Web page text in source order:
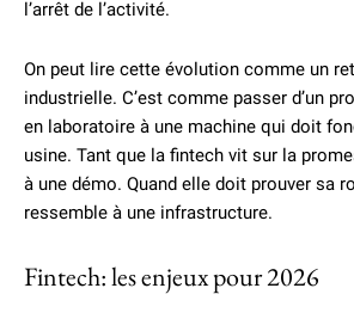
l’arrêt de l’activité.
On peut lire cette évolution comme un
industrielle. C’est comme passer d’un
en laboratoire à une machine qui doit
usine. Tant que la fintech vit sur la
à une démo. Quand elle doit prouver sa
ressemble à une infrastructure.
Fintech: les enjeux pour 2026